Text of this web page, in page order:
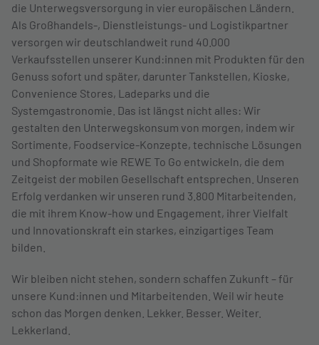
die Unterwegsversorgung in vier europäischen Ländern.
Als Großhandels-, Dienstleistungs- und Logistikpartner
versorgen wir deutschlandweit rund 40.000
Verkaufsstellen unserer Kund:innen mit Produkten für den
Genuss sofort und später, darunter Tankstellen, Kioske,
Convenience Stores, Ladeparks und die
Systemgastronomie. Das ist längst nicht alles: Wir
gestalten den Unterwegskonsum von morgen, indem wir
Sortimente, Foodservice-Konzepte, technische Lösungen
und Shopformate wie REWE To Go entwickeln, die dem
Zeitgeist der mobilen Gesellschaft entsprechen. Unseren
Erfolg verdanken wir unseren rund 3.800 Mitarbeitenden,
die mit ihrem Know-how und Engagement, ihrer Vielfalt
und Innovationskraft ein starkes, einzigartiges Team
bilden.
Wir bleiben nicht stehen, sondern schaffen Zukunft – für
unsere Kund:innen und Mitarbeitenden. Weil wir heute
schon das Morgen denken. Lekker. Besser. Weiter.
Lekkerland.